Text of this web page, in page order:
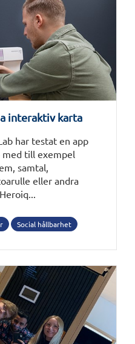
interaktiv karta
har testat en app
med till exempel
samtal,
eller andra
Social hållbarhet